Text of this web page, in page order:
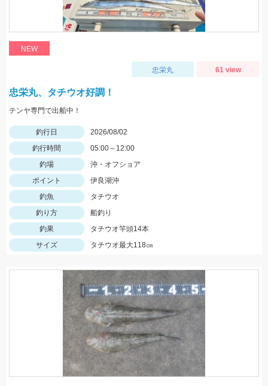
NEW
忠栄丸 61 view
忠栄丸、タチウオ好調！
テンヤ専門で出船中！
釣行日
2026/08/02
釣行時間
05:00～12:00
釣場
沖・オフショア
ポイント
伊良湖沖
釣魚
タチウオ
釣り方
船釣り
釣果
タチウオ竿頭14本
サイズ
タチウオ最大118㎝